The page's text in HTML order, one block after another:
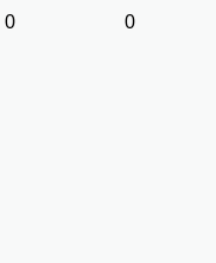
0 0